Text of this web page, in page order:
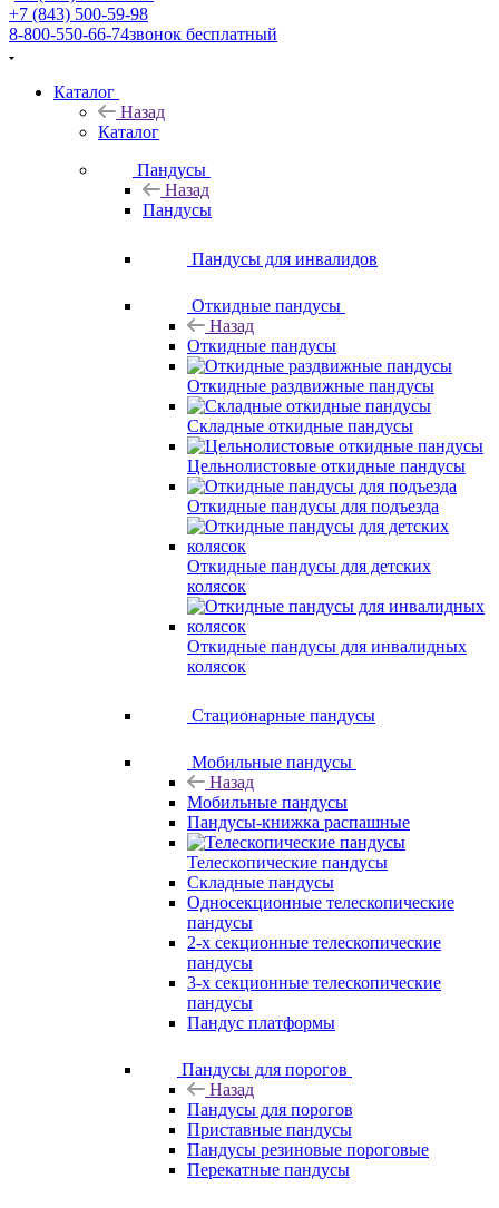
+7 (843) 500-59-98
8-800-550-66-74звонок бесплатный
Каталог
Назад
Каталог
Пандусы
Назад
Пандусы
Пандусы для инвалидов
Откидные пандусы
Назад
Откидные пандусы
Откидные раздвижные пандусы
Складные откидные пандусы
Цельнолистовые откидные пандусы
Откидные пандусы для подъезда
Откидные пандусы для детских
колясок
Откидные пандусы для инвалидных
колясок
Стационарные пандусы
Мобильные пандусы
Назад
Мобильные пандусы
Пандусы-книжка распашные
Телескопические пандусы
Складные пандусы
Односекционные телескопические
пандусы
2-х секционные телескопические
пандусы
3-х секционные телескопические
пандусы
Пандус платформы
Пандусы для порогов
Назад
Пандусы для порогов
Приставные пандусы
Пандусы резиновые пороговые
Перекатные пандусы